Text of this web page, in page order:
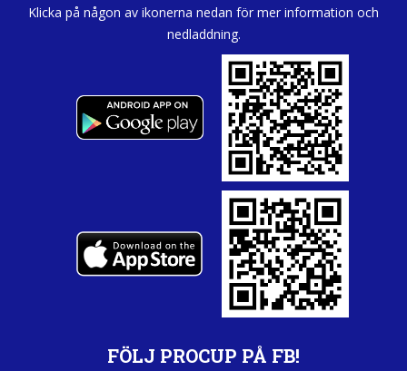
Klicka på någon av ikonerna nedan för mer information och
nedladdning.
FÖLJ PROCUP PÅ FB!